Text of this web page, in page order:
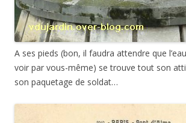
A ses pieds (bon, il faudra attendre que
voir par vous-même) se trouve tout son
son paquetage de soldat…